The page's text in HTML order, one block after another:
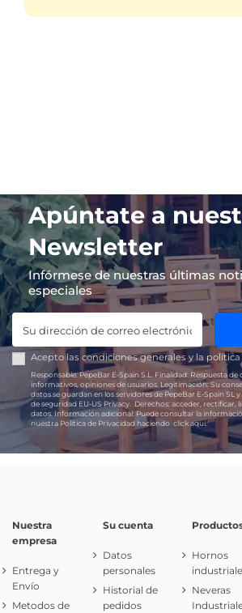
Apúntate a
Newsletter
Infórmese de nuestras últimas
especiales
Acepto las condiciones generales y lapolítica
Responsable:PepeBar E-Spain S.L. Finalidad: Respuesta de
informativos, opiniones de usuarios. Legitimación: Su
datos se guardan en los servidores de PepeBar E-Spain SL
de seguridad EU-US Privacy.
Derechos: acceder, rectificar,
datos. Información adicional:Puede consultar la
nuestra Política de Privacidad haciendoclick aquí.
Nuestra
empresa
Entrega y
Envío
Metodos de
Su cuenta
Datos
personales
Historial de
pedidos
Hornos
Neveras